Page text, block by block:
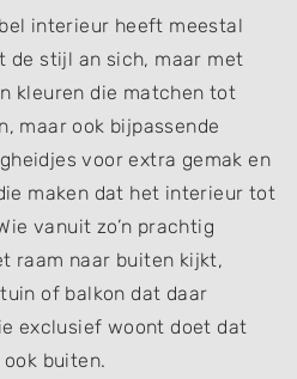
interieur heeft meestal
de stijl an sich, maar met
kleuren die matchen tot
maar ook bijpassende
voor extra gemak en
maken dat het interieur tot
vanuit zo’n prachtig
raam naar buiten kijkt,
of balkon dat daar
exclusief woont doet dat
buiten.